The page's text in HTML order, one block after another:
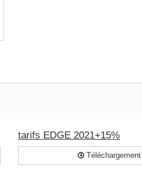
tarifs EDGE 2021+15%
Téléchargement